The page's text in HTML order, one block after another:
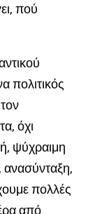
πού
πολιτικός
όχι
ψύχραιμη
ανασύνταξη,
πολλές
από